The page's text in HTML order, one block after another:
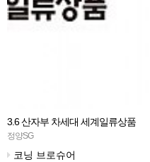
3.6 산자부 차세대 세계일류상품
정양SG
코닝 브로슈어